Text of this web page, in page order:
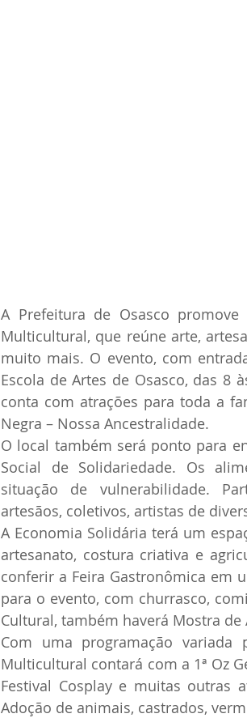
A Prefeitura de Osasco
Multicultural, que reúne arte,
muito mais. O evento, com
Escola de Artes de Osasco, das 8
conta com atrações para toda a
Negra – Nossa Ancestralidade.
O local também será ponto para
Social de Solidariedade. Os
situação de vulnerabilidade.
artesãos, coletivos, artistas de
A Economia Solidária terá um
artesanato, costura criativa e
conferir a Feira Gastronômica em
para o evento, com churrasco,
Cultural, também haverá Mostra
Com uma programação
Multicultural contará com a 1ª Oz
Festival Cosplay e muitas outras
Adoção de animais, castrados,